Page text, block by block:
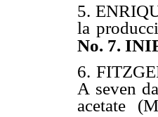
5.
la
No. 7.
6.
A seven
acetate